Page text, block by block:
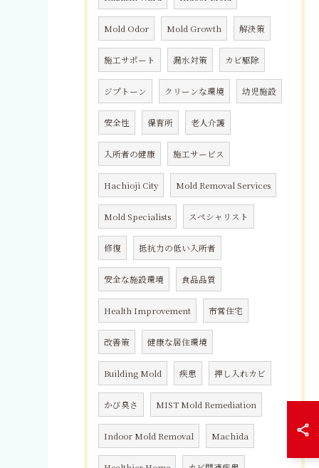
Mold Odor Mold Growth 解決策
施工サポート 漏水対策 カビ駆除
ジプトーン クリーンな環境 幼児施設
安全性 保育所 老人介護
入所者の健康 施工サービス
Hachioji City Mold Removal Services
Mold Specialists スペシャリスト
修復 抵抗力の低い入所者
安全な施設環境 食品品質
Health Improvement 市営住宅
改善策 健康な居住環境
Building Mold 疾患 押し入れカビ
かび臭さ MIST Mold Remediation
Indoor Mold Removal Machida